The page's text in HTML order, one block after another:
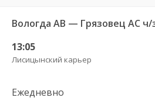
Вологда АВ — Грязовец АС ч/
13:05
Лисицынский карьер
Ежедневно